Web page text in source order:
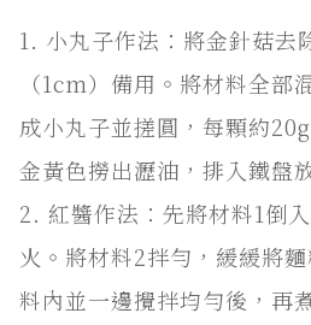
1. 小丸子作法：將金針菇去
（1cm）備用。將材料全部
成小丸子並搓圓，每顆約
金黃色撈出瀝油，排入鐵盤
2. 紅醬作法：先將材料1倒
火。將材料2拌勻，緩緩將
料內並一邊攪拌均勻後，再